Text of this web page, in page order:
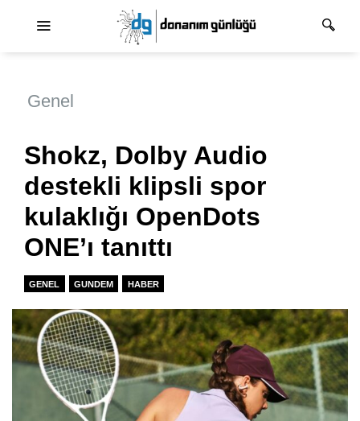
Genel
Shokz, Dolby Audio
destekli klipsli spor
kulaklığı OpenDots
ONE’ı tanıttı
GENEL GUNDEM HABER